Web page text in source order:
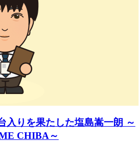
入りを果たした塩島嵩一朗 ～
CHIBA～